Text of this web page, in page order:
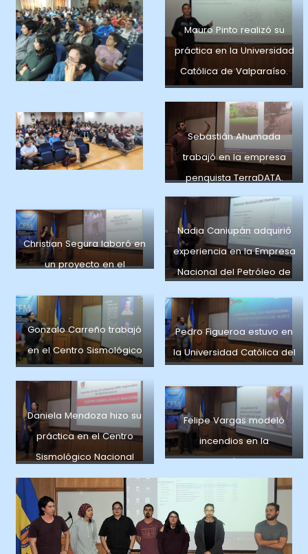
Nacional
quien laboró en la
Dirección Meteorológica.
Mauro Pinto realizó su
práctica en la Universidad
Católica de Valparaíso.
Sebastián Ahumada
trabajó en la empresa
penquista TerraDATA.
Christian Segura laboró en
un proyecto en el
Geofísica de la
Universidad de Chile.
Nadia Caniupán adquirió
experiencia en la Empresa
Nacional del Petróleo de
Gonzalo Carreño trabajó
en el Centro Sismológico
Nacional
Pedro Figueroa estuvo en
la Universidad Católica del
Daniela Mendoza hizo su
práctica en el Centro
Sismológico Nacional
Felipe Vargas modeló
incendios en la
Corporación Nacional